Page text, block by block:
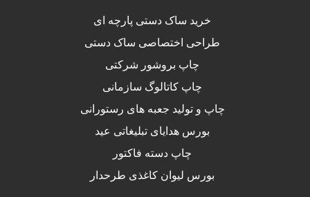
خرید ساک دستی پارچه ای
طراحی اختصاصی ساک دستی
چاپ بروشور شرکتی
چاپ کاتالوگ سازمانی
چاپ و تولید جعبه های رستورانی
بورس هدایای تبلیغاتی عید
چاپ دسته فاکتور
بورس لیوان کاغذی طرحدار